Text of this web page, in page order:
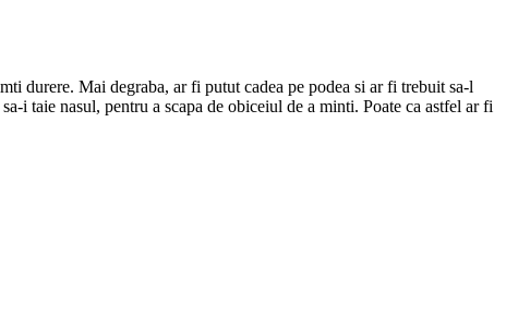
durere. Mai degraba, ar fi putut cadea pe podea si ar fi trebuit sa-l
i taie nasul, pentru a scapa de obiceiul de a minti. Poate ca astfel ar fi